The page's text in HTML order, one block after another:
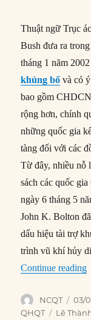
Thuật ngữ Trục
Bush đưa ra
tháng 1 năm
khủng bố và có
bao gồm
rộng hơn, chính
những quốc gia
tàng đối với các
Từ đây, nhiều nỗ
sách các quốc
ngày 6 tháng 5
John K. Bolton
dấu hiệu tài trợ
trình vũ khí hủy
Continue reading
Author
NCQT
on
03/
QHQT
Tags
Lê